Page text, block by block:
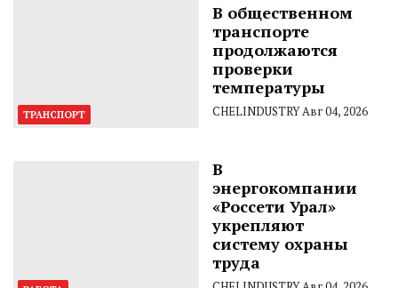
ТРАНСПОРТ
В общественном
транспорте
продолжаются
проверки
температуры
CHELINDUSTRYАвг 04, 2026
В
энергокомпании
«Россети Урал»
укрепляют
систему охраны
труда